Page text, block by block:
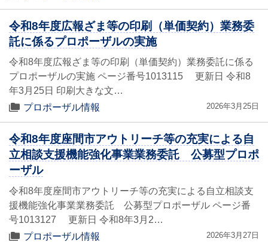
令和8年度広報ざま等の印刷（単価契約）業務委
託に係るプロポーザルの実施
令和8年度広報ざま等の印刷（単価契約）業務委託に係る
プロポーザルの実施 ページ番号1013115 更新日 令和8
年3月25日 印刷大きな文…
プロポーザル情報
2026年3月25日
令和8年度座間市アウトリーチ等の充実による自
立相談支援機能強化事業業務委託 公募型プロポ
ーザル
令和8年度座間市アウトリーチ等の充実による自立相談支
援機能強化事業業務委託 公募型プロポーザル ページ番
号1013127 更新日 令和8年3月2…
プロポーザル情報
2026年3月27日